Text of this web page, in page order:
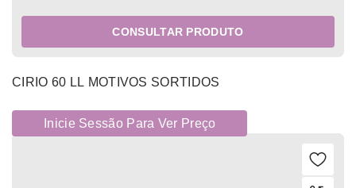
CONSULTAR PRODUTO
CIRIO 60 LL MOTIVOS SORTIDOS
Inicie Sessão Para Ver Preço